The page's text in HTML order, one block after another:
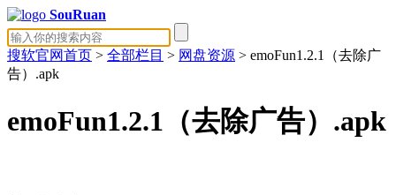
SouRuan
搜软官网首页 > 全部栏目 > 网盘资源 > emoFun1.2.1（去除广
告）.apk
emoFun1.2.1（去除广告）.apk